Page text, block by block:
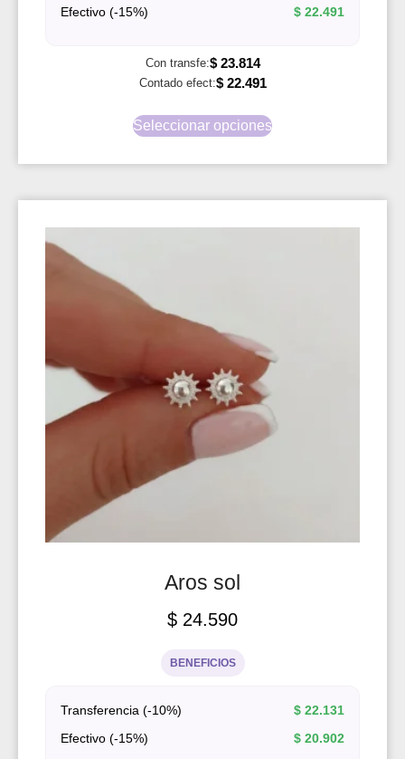
Efectivo (-15%)
$ 22.491
Con transfe:$23.814
Contado efect:$22.491
Seleccionar opciones
Aros sol
$ 24.590
BENEFICIOS
Transferencia (-10%) $ 22.131
Efectivo (-15%)
$ 20.902